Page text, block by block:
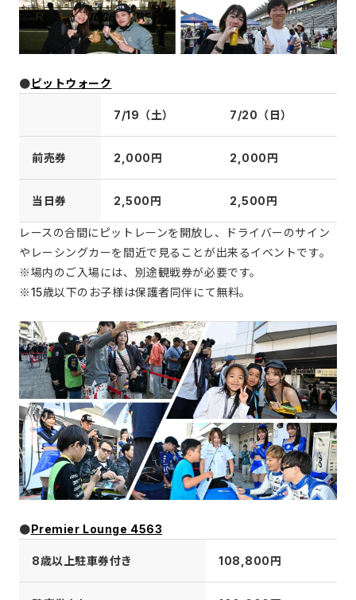
●ピットウォーク
7/19（土） 7/20（日）
前売券 2,000円 2,000円
当日券 2,500円 2,500円
レースの合間にピットレーンを開放し、ドライバーのサイン
やレーシングカーを間近で見ることが出来るイベントです。
※場内のご入場には、別途観戦券が必要です。
※15歳以下のお子様は保護者同伴にて無料。
●Premier Lounge 4563
8歳以上駐車券付き 108,800円